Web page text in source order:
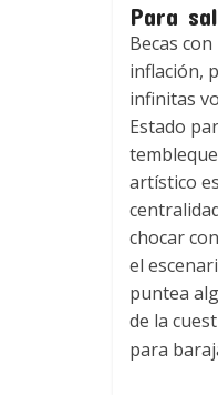
Para
Becas
inflación,
infinitas
Estado
artístico
chocar
el
puntea
de la
para